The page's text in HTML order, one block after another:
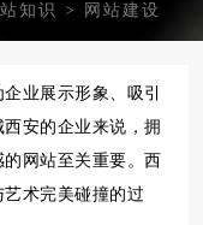
知识 > 网站建设
业展示形象、吸引
安的企业来说，拥
网站至关重要。西
术完美碰撞的过